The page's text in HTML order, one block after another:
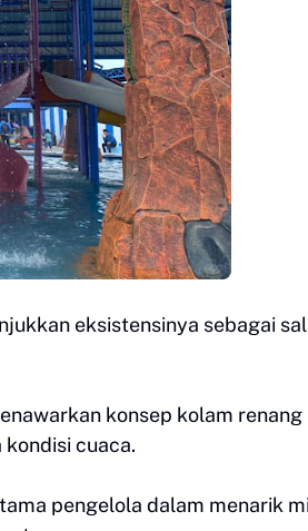
eksistensinya sebagai
konsep kolam renang
cuaca.
pengelola dalam menarik